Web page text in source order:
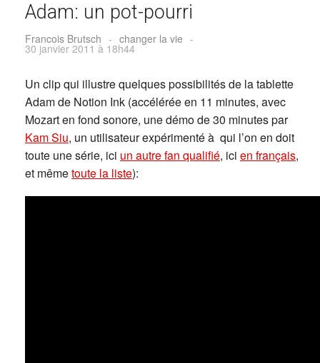
Adam: un pot-pourri
Francois Brutsch - changer la vie -
30 janvier 2011 à 18h44
Un clip qui illustre quelques possibilités de la tablette
Adam de Notion Ink (accélérée en 11 minutes, avec
Mozart en fond sonore, une démo de 30 minutes par
Kam Siu, un utilisateur expérimenté à qui l’on en doit
toute une série, ici un autre fan qualifié, ici en français,
et mêmetoute la liste):